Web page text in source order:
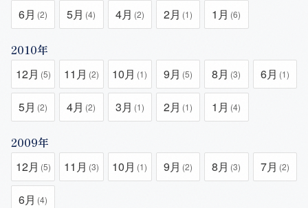
6月 (2) 5月 (4) 4月 (2) 2月 (1) 1月 (6)
2010年
12月 (5) 11月 (2) 10月 (1) 9月 (5) 8月 (3) 6月 (1)
5月 (2) 4月 (2) 3月 (1) 2月 (1) 1月 (4)
2009年
12月 (5) 11月 (3) 10月 (1) 9月 (2) 8月 (3) 7月 (2)
6月 (4)